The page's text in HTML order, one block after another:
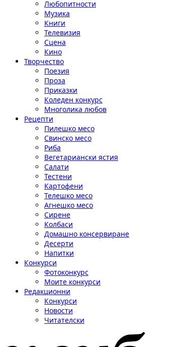
Любопитности
Музика
Книги
Телевизия
Сцена
Кино
Творчество
Поезия
Проза
Приказки
Коледен конкурс
Многолика любов
Рецепти
Пилешко месо
Свинско месо
Риба
Вегетариански ястия
Салати
Тестени
Картофени
Телешко месо
Агнешко месо
Сирене
Колбаси
Домашно консервиране
Десерти
Напитки
Конкурси
Фотоконкурс
Моите конкурси
Редакционни
Конкурси
Новости
Читателски